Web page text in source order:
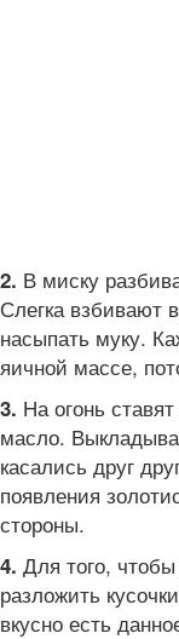
2. В миску
Слегка взбивают
насыпать муку.
яичной массе,
3. На огонь
масло.
касались друг
появления
стороны.
4. Для того,
разложить
вкусно есть